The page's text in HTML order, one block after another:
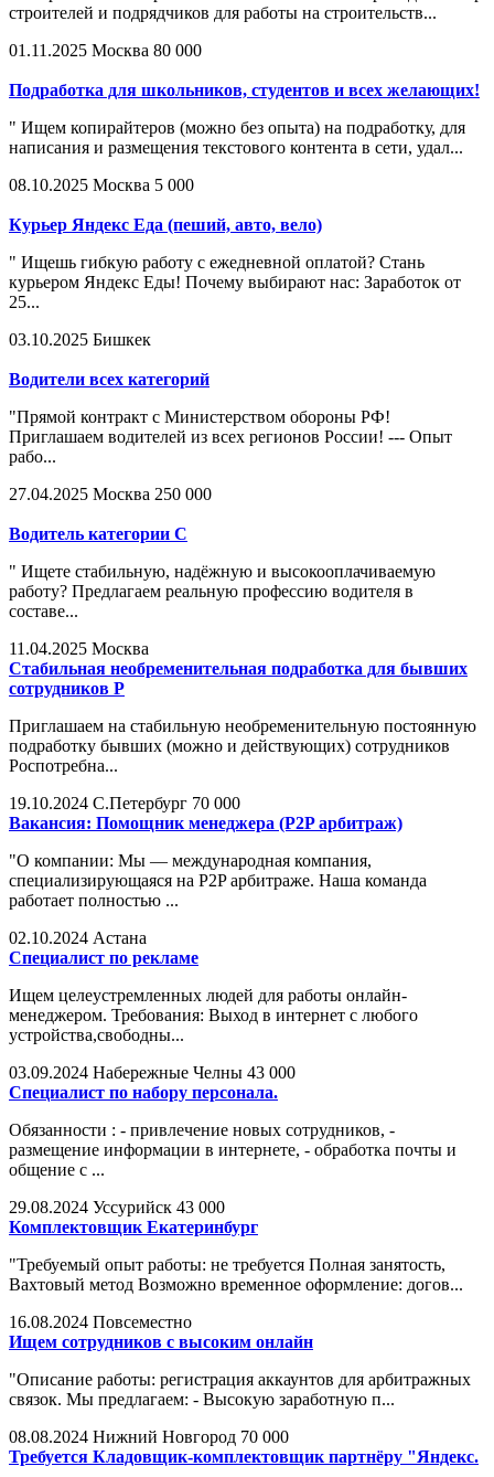
строителей и подрядчиков для работы на строительств...
01.11.2025 Москва 80 000
Подработка для школьников, студентов и всех желающих!
" Ищем копирайтеров (можно без опыта) на подработку, для
написания и размещения текстового контента в сети, удал...
08.10.2025 Москва 5 000
Курьер Яндекс Еда (пеший, авто, вело)
" Ищешь гибкую работу с ежедневной оплатой? Стань
курьером Яндекс Еды! Почему выбирают нас: Заработок от
25...
03.10.2025 Бишкек
Водители всех категорий
"Прямой контракт c Министерством обороны РФ!
Приглашаем водителей из всех регионов России! --- Опыт
рабо...
27.04.2025 Москва 250 000
Водитель категории C
" Ищете стабильную, надёжную и высокооплачиваемую
работу? Предлагаем реальную профессию водителя в
составе...
11.04.2025 Москва
Стабильная необременительная подработка для бывших
сотрудников Р
Приглашаем на стабильную необременительную постоянную
подработку бывших (можно и действующих) сотрудников
Роспотребна...
19.10.2024 С.Петербург 70 000
Вакансия: Помощник менеджера (P2P арбитраж)
"О компании: Мы — международная компания,
специализирующаяся на P2P арбитраже. Наша команда
работает полностью ...
02.10.2024 Астана
Специалист по рекламе
Ищем целеустремленных людей для работы онлайн-
менеджером. Требования: Выход в интернет с любого
устройства,свободны...
03.09.2024 Набережные Челны 43 000
Специалист по набору персонала.
Обязанности : - привлечение новых сотрудников, -
размещение информации в интернете, - обработка почты и
общение с ...
29.08.2024 Уссурийск 43 000
Комплектовщик Екатеринбург
"Требуемый опыт работы: не требуется Полная занятость,
Вахтовый метод Возможно временное оформление: догов...
16.08.2024 Повсеместно
Ищем сотрудников с высоким онлайн
"Описание работы: регистрация аккаунтов для арбитражных
связок. Мы предлагаем: - Высокую заработную п...
08.08.2024 Нижний Новгород 70 000
Требуется Кладовщик-комплектовщик партнёру "Яндекс.